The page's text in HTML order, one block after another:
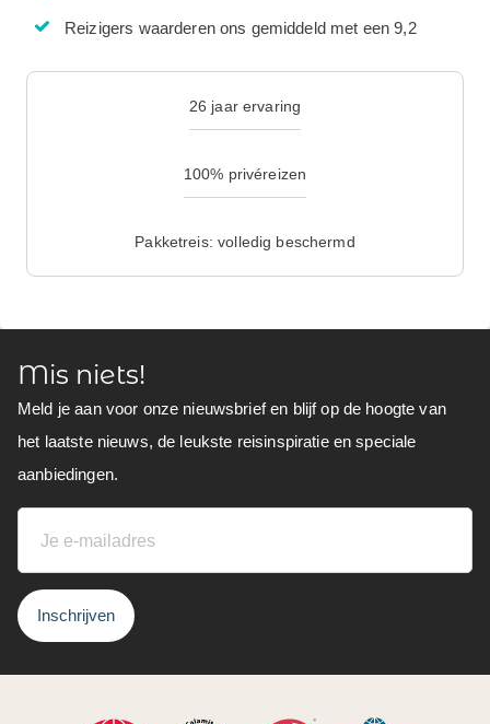
Reizigers waarderen ons gemiddeld met een 9,2
26 jaar ervaring
100% privéreizen
Pakketreis: volledig beschermd
Mis niets!
Meld je aan voor onze nieuwsbrief en blijf op de hoogte van
het laatste nieuws, de leukste reisinspiratie en speciale
aanbiedingen.
Inschrijven